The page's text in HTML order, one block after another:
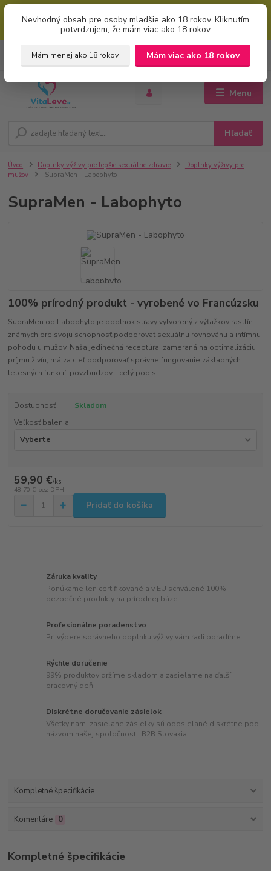
bez úvodzoviek). Zľavový kód zadajte v prvom kroku košíku zaškrtnutím
políčka: "mám zľavový kupón"
Nevhodný obsah pre osoby mladšie ako 18 rokov. Kliknutím
potvrdzujem, že mám viac ako 18 rokov
Mám menej ako 18 rokov Mám viac ako 18 rokov
Menu
Hľadať
+421 951 733 848
(Po-Pia, 8-16 hod.)
za
Úvod Doplnky výživy pre lepšie sexuálne zdravie
Doplnky výživy pre
mužov
SupraMen - Labophyto
SupraMen - Labophyto
100% prírodný produkt - vyrobené vo Francúzsku
SupraMen od Labophyto je doplnok stravy vytvorený z výťažkov rastlín
známych pre svoju schopnosť podporovať sexuálnu rovnováhu a intímnu
pohodu u mužov. Naša jedinečná receptúra, zameraná na optimalizáciu
príjmu živín, má za cieľ podporovať správne fungovanie základných
telesných funkcií, povzbudzov... celý popis
Dostupnosť
Skladom
Veľkosť balenia
59,90 €/ks
48,70 € bez DPH
Pridať do košíka
Záruka kvality
Ponúkame len certifikované a v EU schválené 100%
bezpečné produkty na prírodnej báze
Profesionálne poradenstvo
Pri výbere správneho doplnku výživy vám radi poradíme
Rýchle doručenie
99% produktov držíme skladom a zasielame na ďalší
pracovný deň
Diskrétne doručovanie zásielok
Všetky nami zasielane zásielky sú odosielané diskrétne pod
názvom našej spoločnosti: B2B Slovakia
Kompletné špecifikácie
Komentáre 0
Kompletné špecifikácie